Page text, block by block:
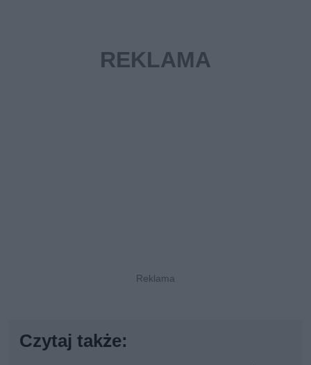
Czytaj także: